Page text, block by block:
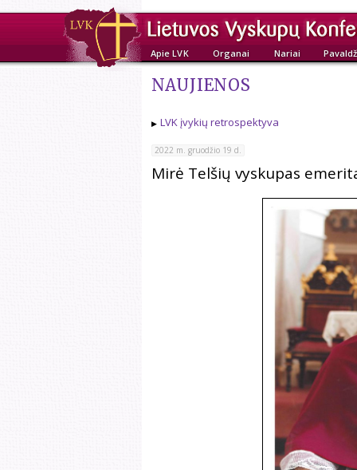
Apie LVK Organai Nariai
NAUJIENOS
LVK įvykių retrospektyva
2022 m. gruodžio 19 d.
Mirė Telšių vyskupas